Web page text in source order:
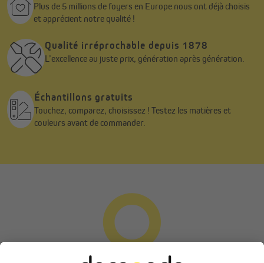
Plus de 5 millions de foyers en Europe nous ont déjà choisis
et apprécient notre qualité !
Qualité irréprochable depuis 1878
L’excellence au juste prix, génération après génération.
Échantillons gratuits
Touchez, comparez, choisissez ! Testez les matières et
couleurs avant de commander.